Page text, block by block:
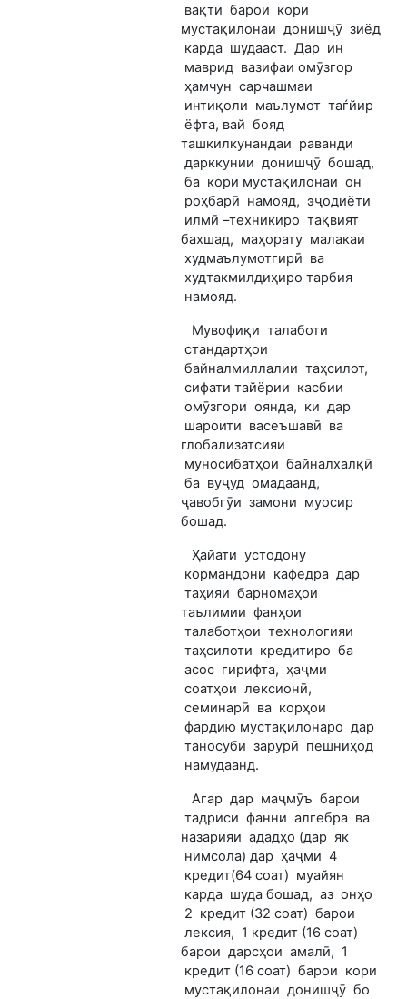
вақти барои кори
мустақилонаи донишҷӯ зиёд
карда шудааст. Дар ин
маврид вазифаи омӯзгор
ҳамчун сарчашмаи
интиқоли маълумот таѓйир
ёфта, вай бояд
ташкилкунандаи раванди
дарккунии донишҷӯ бошад,
ба кори мустақилонаи он
роҳбарӣ намояд, эҷодиёти
илмӣ –техникиро тақвият
бахшад, маҳорату малакаи
худмаълумотгирӣ ва
худтакмилдиҳиро тарбия
намояд.
Мувофиқи талаботи
стандартҳои
байналмиллалии таҳсилот,
сифати тайёрии касбии
омӯзгори оянда, ки дар
шароити васеъшавӣ ва
глобализатсияи
муносибатҳои байналхалқӣ
ба вуҷуд омадаанд,
ҷавобгӯи замони муосир
бошад.
Ҳайати устодону
кормандони кафедра дар
таҳияи барномаҳои
таълимии фанҳои
талаботҳои технологияи
таҳсилоти кредитиро ба
асос гирифта, ҳаҷми
соатҳои лексионӣ,
семинарӣ ва корҳои
фардию мустақилонаро дар
таносуби зарурӣ пешниҳод
намудаанд.
Агар дар маҷмӯъ барои
тадриси фанни алгебра ва
назарияи ададҳо (дар як
нимсола) дар ҳаҷми 4
кредит(64 соат) муайян
карда шуда бошад, аз онҳо
2 кредит (32 соат) барои
лексия, 1 кредит (16 соат)
барои дарсҳои амалӣ, 1
кредит (16 соат) барои кори
мустақилонаи донишҷӯ бо